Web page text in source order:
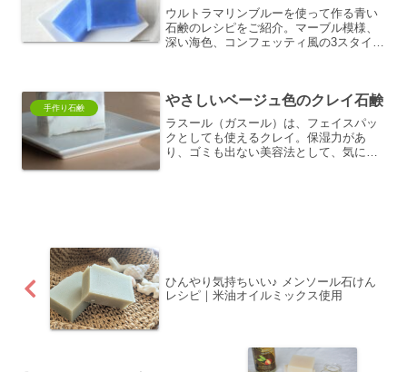
ウルトラマリンブルーを使って作る青い
石鹸のレシピをご紹介。マーブル模様、
深い海色、コンフェッティ風の3スタイ
手作り石鹸 やさしいベージュ色のクレイ石鹸
ラスール（ガスール）は、フェイスパッ
クとしても使えるクレイ。保湿力があ
り、ゴミも出ない美容法として、気に入
ひんやり気持ちいい♪ メンソール石けん
レシピ｜米油オイルミックス使用